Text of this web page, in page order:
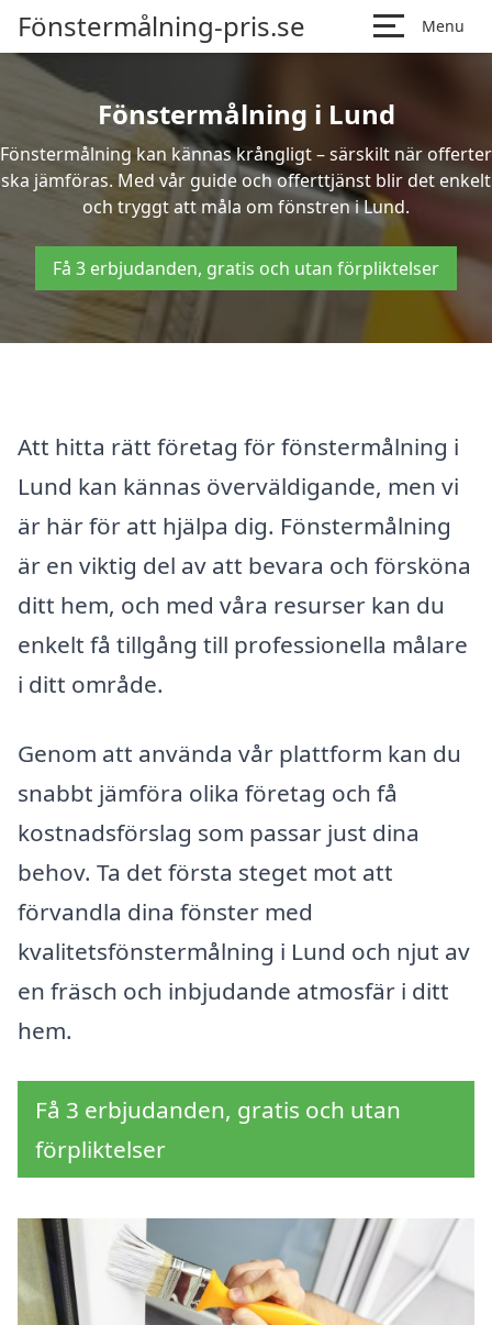
Fönstermålning-pris.se Menu
Fönstermålning i Lund
Fönstermålning kan kännas krångligt – särskilt när offerter
ska jämföras. Med vår guide och offerttjänst blir det enkelt
och tryggt att måla om fönstren i Lund.
Få 3 erbjudanden, gratis och utan förpliktelser
Att hitta rätt företag för fönstermålning i
Lund kan kännas överväldigande, men vi
är här för att hjälpa dig. Fönstermålning
är en viktig del av att bevara och försköna
ditt hem, och med våra resurser kan du
enkelt få tillgång till professionella målare
i ditt område.
Genom att använda vår plattform kan du
snabbt jämföra olika företag och få
kostnadsförslag som passar just dina
behov. Ta det första steget mot att
förvandla dina fönster med
kvalitetsfönstermålning i Lund och njut av
en fräsch och inbjudande atmosfär i ditt
hem.
Få 3 erbjudanden, gratis och utan
förpliktelser